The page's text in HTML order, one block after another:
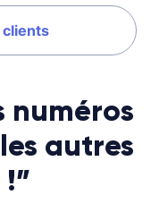
clients
numéros
autres